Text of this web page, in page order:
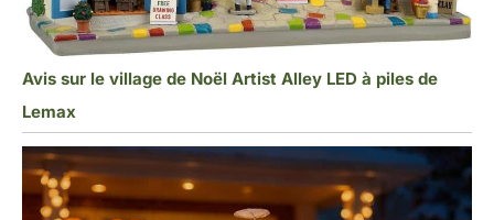
Avis sur le village de Noël Artist Alley LED à piles de
Lemax